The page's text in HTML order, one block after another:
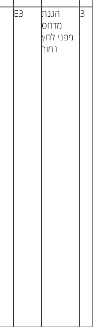
3
הגנת
מדחס
מפני לחץ
נמוך
E3